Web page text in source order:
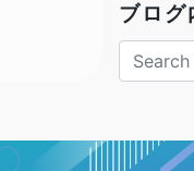
ブログ
Search